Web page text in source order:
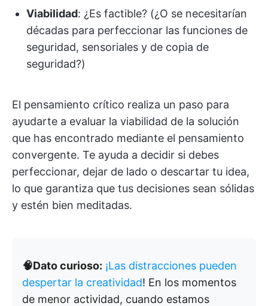
Viabilidad: ¿Es factible? (¿O se necesitarían
décadas para perfeccionar las funciones de
seguridad, sensoriales y de copia de
seguridad?)
El pensamiento crítico realiza un paso para
ayudarte a evaluar la viabilidad de la solución
que has encontrado mediante el pensamiento
convergente. Te ayuda a decidir si debes
perfeccionar, dejar de lado o descartar tu idea,
lo que garantiza que tus decisiones sean sólidas
y estén bien meditadas.
🧠​​Dato curioso: ¡Las distracciones pueden
despertar la creatividad! En los momentos
de menor actividad, cuando estamos